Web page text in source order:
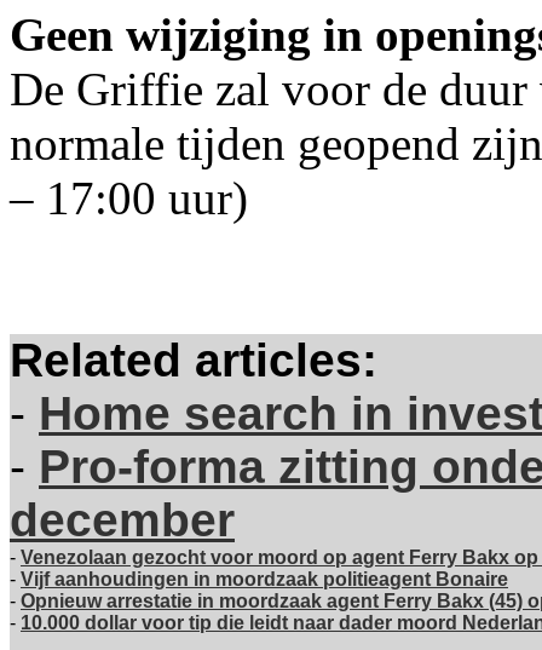
Geen wijziging in
De Griffie zal voor de duur
normale tijden geopend
– 17:00 uur)
Related articles:
- Home search in
- Pro-forma zitting
december
- Venezolaan gezocht voor moord op agent Ferry Bakx
- Vijf aanhoudingen in moordzaak politieagent Bonaire
- Opnieuw arrestatie in moordzaak agent Ferry Bakx (45)
- 10.000 dollar voor tip die leidt naar dader moord